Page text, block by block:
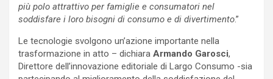
più polo attrattivo per famiglie e consumatori nel
soddisfare i loro bisogni di consumo e di divertimento.”
Le tecnologie svolgono un’azione importante nella
trasformazione in atto – dichiara Armando Garosci,
Direttore dell’innovazione editoriale di Largo Consumo -sia